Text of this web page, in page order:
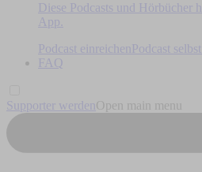
Diese Podcasts und Hörbücher
App.
Podcast einreichen
Podcast selbst
FAQ
Supporter werden Open main menu